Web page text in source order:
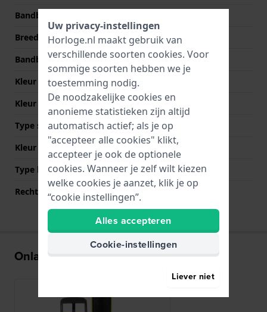
Bandbreedte
Breedte bandaanzet
20 mm
Bandbreedte bij sluiting
18 mm
Kleur Band
Zwart
Kleur stiksel
Zwart
Type sluiting
Gesp
Kleur sluiting
Zwart
Type bevestiging
Quick release pushpins
Rechte bandaanzet
Ja
Onlangs bekeken
Uw privacy-instellingen
Horloge.nl maakt gebruik van
verschillende soorten cookies. Voor
sommige soorten hebben we je
toestemming nodig.
De noodzakelijke cookies en
anonieme statistieken zijn altijd
automatisch actief; als je op
"accepteer alle cookies" klikt,
accepteer je ook de optionele
cookies. Wanneer je zelf wilt kiezen
welke cookies je aanzet, klik je op
“cookie instellingen”.
Alles accepteren
Cookie-instellingen
Liever niet